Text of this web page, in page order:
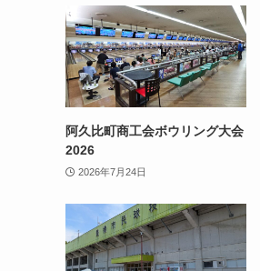
阿久比町商工会ボウリング大会
2026
2026年7月24日